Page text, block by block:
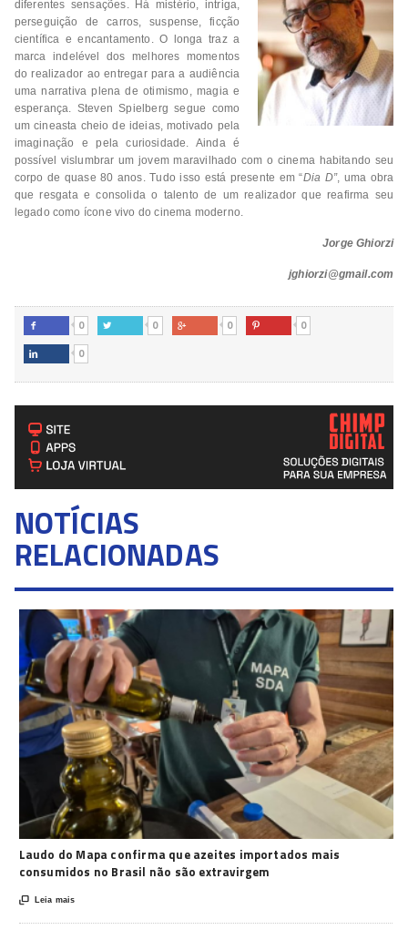
diferentes sensações. Há mistério, intriga,
perseguição de carros, suspense, ficção
científica e encantamento. O longa traz a
marca indelével dos melhores momentos
do realizador ao entregar para a audiência
uma narrativa plena de otimismo, magia e
esperança. Steven Spielberg segue como
um cineasta cheio de ideias, motivado pela
imaginação e pela curiosidade. Ainda é
possível vislumbrar um jovem maravilhado com o cinema habitando seu
corpo de quase 80 anos. Tudo isso está presente em “Dia D”, uma obra
que resgata e consolida o talento de um realizador que reafirma seu
legado como ícone vivo do cinema moderno.
Jorge Ghiorzi
jghiorzi@gmail.com
 0  0  0  0
 0
NOTÍCIAS
RELACIONADAS
Laudo do Mapa confirma que azeites importados mais
consumidos no Brasil não são extravirgem
 Leia mais